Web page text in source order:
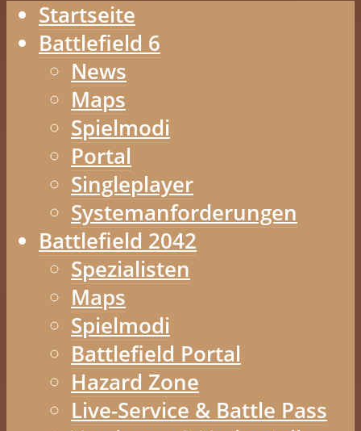
Startseite
Battlefield 6
News
Maps
Spielmodi
Portal
Singleplayer
Systemanforderungen
Battlefield 2042
Spezialisten
Maps
Spielmodi
Battlefield Portal
Hazard Zone
Live-Service & Battle Pass